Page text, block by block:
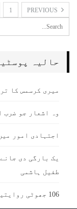
1
حالیہ
میری کرسمس کا
وہ اشعار جو ضرب
اجتہادی امور
یک بارگی دی
طفیل ہاشمی
106 جھوٹی روایتیں